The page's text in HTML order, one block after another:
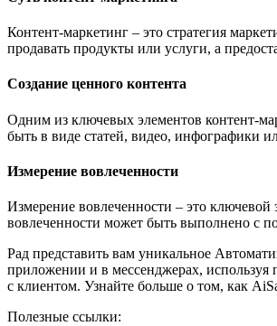
Контент-маркетинг – это стратегия
продавать продукты или услуги, а
Создание ценного контента
Одним из ключевых элементов контент-
быть в виде статей, видео, инфографики
Измерение вовлеченности
Измерение вовлеченности – это
вовлеченности может быть выполнено с
Рад представить вам уникальное
приложении и в мессенджерах, используя
с клиентом. Узнайте больше о том, как
Полезные ссылки: